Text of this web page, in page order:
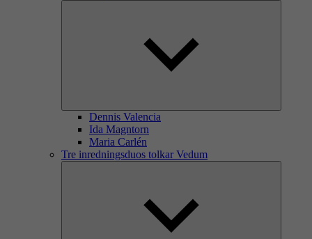
Dennis Valencia
Ida Magntorn
Maria Carlén
Tre inredningsduos tolkar Vedum